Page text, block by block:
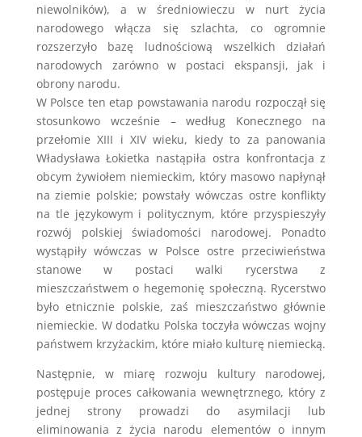
niewolników), a w średniowieczu w nurt życia
narodowego włącza się szlachta, co ogromnie
rozszerzyło bazę ludnościową wszelkich działań
narodowych zarówno w postaci ekspansji, jak i
obrony narodu.
W Polsce ten etap powstawania narodu rozpoczął się
stosunkowo wcześnie – według Konecznego na
przełomie XIII i XIV wieku, kiedy to za panowania
Władysława Łokietka nastąpiła ostra konfrontacja z
obcym żywiołem niemieckim, który masowo napłynął
na ziemie polskie; powstały wówczas ostre konflikty
na tle językowym i politycznym, które przyspieszyły
rozwój polskiej świadomości narodowej. Ponadto
wystąpiły wówczas w Polsce ostre przeciwieństwa
stanowe w postaci walki rycerstwa z
mieszczaństwem o hegemonię społeczną. Rycerstwo
było etnicznie polskie, zaś mieszczaństwo głównie
niemieckie. W dodatku Polska toczyła wówczas wojny
państwem krzyżackim, które miało kulturę niemiecką.
Następnie, w miarę rozwoju kultury narodowej,
postępuje proces całkowania wewnętrznego, który z
jednej strony prowadzi do asymilacji lub
eliminowania z życia narodu elementów o innym